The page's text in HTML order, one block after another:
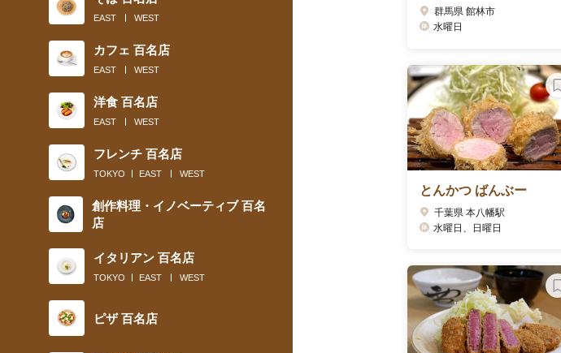
EAST WEST
カフェ 百名店
EAST WEST
洋食 百名店
EAST WEST
フレンチ 百名店
TOKYO EAST WEST
創作料理・イノベーティブ 百名
店
イタリアン 百名店
TOKYO EAST WEST
ピザ 百名店
群馬県 館林市
水曜日
とんかつ ばんぶー
千葉県 本八幡駅
水曜日、日曜日